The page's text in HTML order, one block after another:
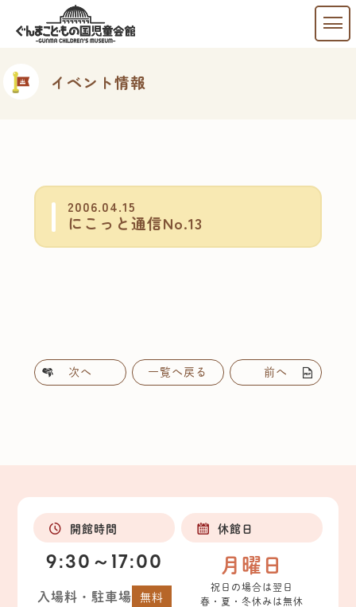
イベント情報
2006.04.15
にこっと通信No.13
次へ 一覧へ戻る 前へ
開館時間
9:30～17:00
入場料・駐車場 無料
休館日
月曜日
祝日の場合は翌日
春・夏・冬休みは無休